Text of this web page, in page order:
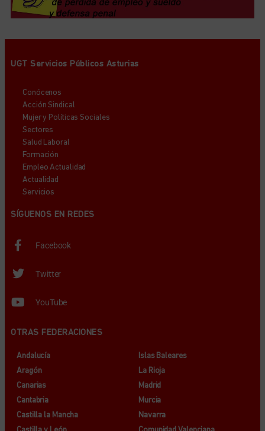
UGT Servicios Públicos Asturias
Conócenos
Acción Sindical
Mujer y Políticas Sociales
Sectores
Salud Laboral
Formación
Empleo Actualidad
Actualidad
Servicios
SÍGUENOS EN REDES
Facebook
Twitter
YouTube
OTRAS FEDERACIONES
Andalucía
Aragón
Canarias
Cantabria
Castilla la Mancha
Islas Baleares
La Rioja
Madrid
Murcia
Navarra